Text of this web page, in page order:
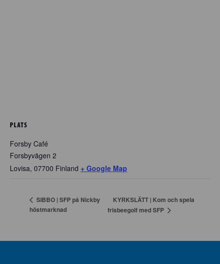
PLATS
Forsby Café
Forsbyvägen 2
Lovisa, 07700 Finland + Google Map
SIBBO | SFP på Nickby
höstmarknad
KYRKSLÄTT | Kom och spela
frisbeegolf med SFP